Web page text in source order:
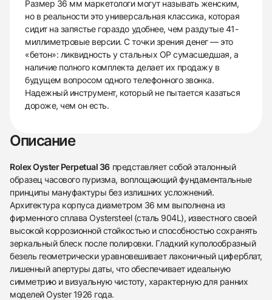
Размер 36 мм маркетологи могут называть женским,
но в реальности это универсальная классика, которая
сидит на запястье гораздо удобнее, чем раздутые 41-
миллиметровые версии. С точки зрения денег — это
«бетон»: ликвидность у стальных OP сумасшедшая, а
наличие полного комплекта делает их продажу в
будущем вопросом одного телефонного звонка.
Надежный инструмент, который не пытается казаться
дороже, чем он есть.
Описание
Rolex Oyster Perpetual 36 представляет собой эталонный
образец часового пуризма, воплощающий фундаментальные
принципы мануфактуры без излишних усложнений.
Архитектура корпуса диаметром 36 мм выполнена из
фирменного сплава Oystersteel (сталь 904L), известного своей
высокой коррозионной стойкостью и способностью сохранять
зеркальный блеск после полировки. Гладкий куполообразный
безель геометрически уравновешивает лаконичный циферблат,
лишенный апертуры даты, что обеспечивает идеальную
симметрию и визуальную чистоту, характерную для ранних
моделей Oyster 1926 года.